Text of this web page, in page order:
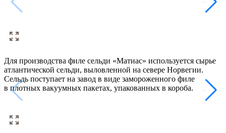
Для производства филе сельди «Матиас» используется сырье
атлантической сельди, выловленной на севере Норвегии.
Сельдь поступает на завод в виде замороженного филе
в плотных вакуумных пакетах, упакованных в короба.